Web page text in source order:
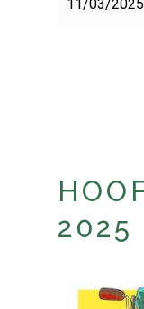
11/03/2025
2025